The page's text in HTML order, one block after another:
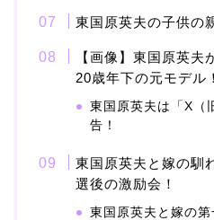
東国原英夫の子供の
【画像】東国原英夫
20歳年下の元モデル！
東国原英夫は「X（
告！
東国原英夫と嫁の馴
選後の激励会！
東国原英夫と嫁の第